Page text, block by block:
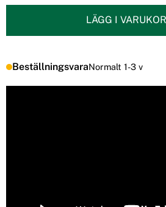
LÄGG I
BeställningsvaraNormalt 1-3 v